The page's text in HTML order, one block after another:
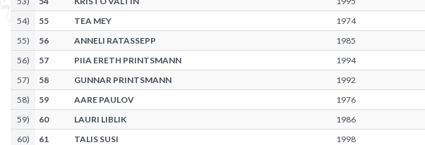
54) 55 TEA MEY 1974
55) 56 ANNELI RATASSEPP 1985
56) 57 PIIA ERETH PRINTSMANN 1994
57) 58 GUNNAR PRINTSMANN 1992
58) 59 AARE PAULOV 1976
59) 60 LAURI LIBLIK 1986
60) 61 TALIS SUSI 1998